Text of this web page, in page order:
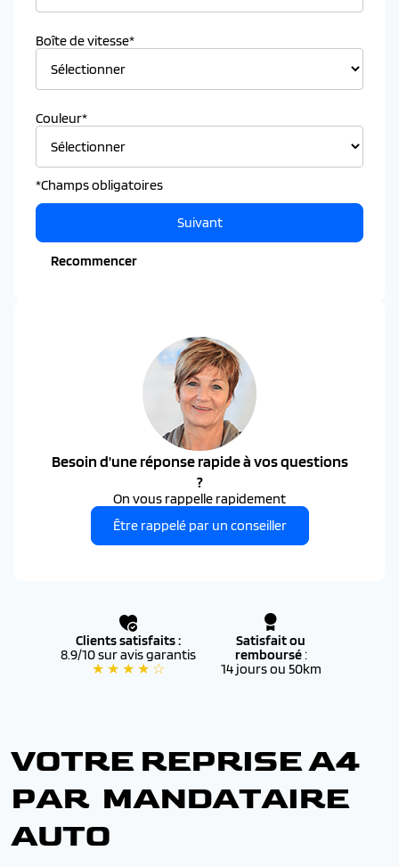
Boîte de vitesse*
Couleur*
*Champs obligatoires
Recommencer
Suivant
Besoin d'une réponse rapide à vos questions
?
On vous rappelle rapidement
Être rappelé par un conseiller
Clients satisfaits :
8.9/10 sur avis garantis
★ ★ ★ ★ ☆
Satisfait ou
remboursé:
14 jours ou 50km
VOTRE REPRISE A4
PAR MANDATAIRE
AUTO